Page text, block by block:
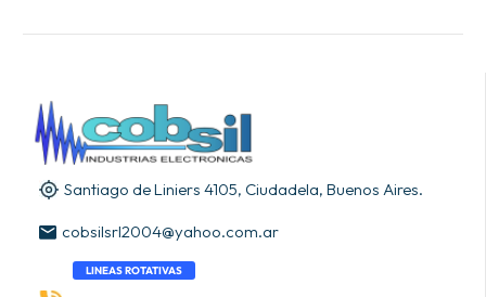
Santiago de Liniers 4105, Ciudadela, Buenos Aires.
cobsilsrl2004@yahoo.com.ar
LINEAS ROTATIVAS